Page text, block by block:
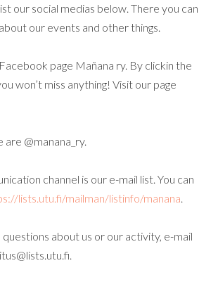
our social medias below. There you can
our events and other things.
page Mañana ry. By clickin the
won’t miss anything! Visit our page
@manana_ry.
channel is our e-mail list. You can
lists.utu.fi/mailman/listinfo/manana.
questions about us or our activity, e-mail